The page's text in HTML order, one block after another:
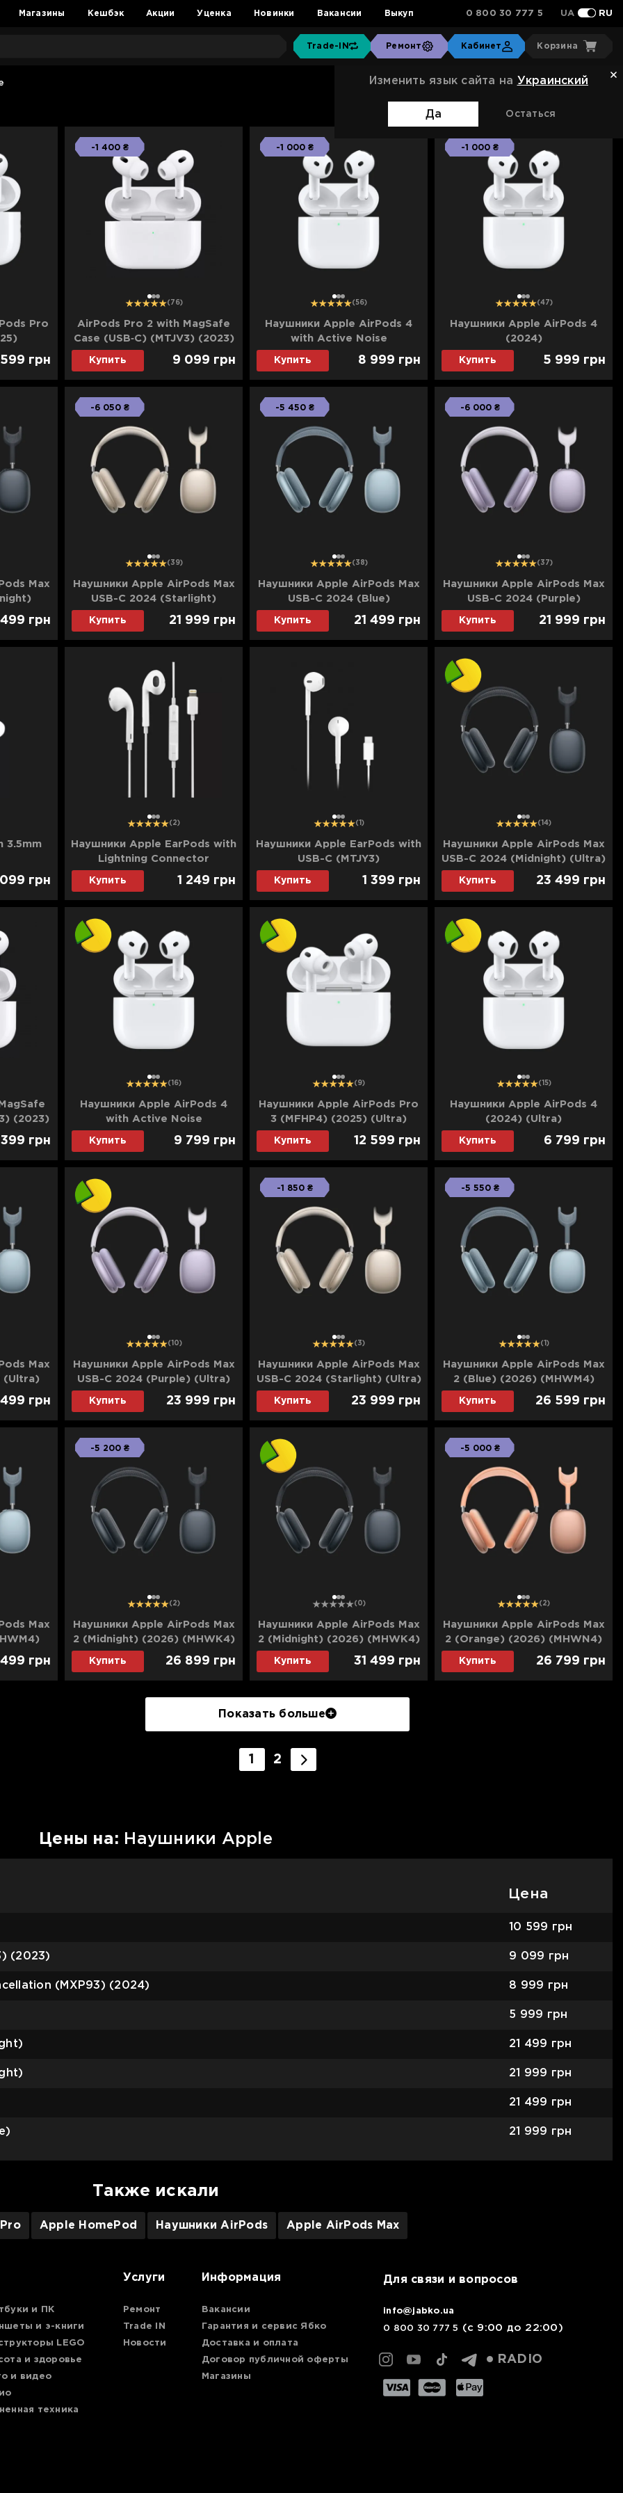
Магазины Кешбэк Акции Уценка Новинки Вакансии Выкуп 0 800 30 777 5 UA RU
Trade-IN Ремонт Кабинет Корзина
Изменить язык сайта на Украинский
Да Остаться
Сортировка: Стандартная
Pro
грн
12 3
-1 400 ₴
(76)
AirPods Pro 2 with MagSafe
Case (USB‑C) (MTJV3) (2023)
Купить 9 099 грн
12 3
-1 000 ₴
(56)
Наушники Apple AirPods 4
with Active Noise
Cancellation (MXP93) (2024)
Купить 8 999 грн
12 3
-1 000 ₴
(47)
Наушники Apple AirPods 4
(2024)
Купить 5 999 грн
Max
499 грн
12 3
-6 050 ₴
(39)
Наушники Apple AirPods Max
USB-C 2024 (Starlight)
Купить 21 999 грн
12 3
-5 450 ₴
(38)
Наушники Apple AirPods Max
USB-C 2024 (Blue)
Купить 21 499 грн
12 3
-6 000 ₴
(37)
Наушники Apple AirPods Max
USB-C 2024 (Purple)
Купить 21 999 грн
3.5mm
099 грн
12 3 (2)
Наушники Apple EarPods with
Lightning Connector
(MWTY3)
Купить 1 249 грн
12 3 (1)
Наушники Apple EarPods with
USB-C (MTJY3)
Купить 1 399 грн
12 3 (14)
Наушники Apple AirPods Max
USB-C 2024 (Midnight) (Ultra)
Купить 23 499 грн
(2023)
грн
12 3 (16)
Наушники Apple AirPods 4
with Active Noise
Cancellation (MXP93) (2024)
Купить 9 799 грн
12 3 (9)
Наушники Apple AirPods Pro
3 (MFHP4) (2025) (Ultra)
Купить 12 599 грн
12 3 (15)
Наушники Apple AirPods 4
(2024) (Ultra)
Купить 6 799 грн
Max
(Ultra)
грн
12 3 (10)
Наушники Apple AirPods Max
USB-C 2024 (Purple) (Ultra)
Купить 23 999 грн
12 3
-1 850 ₴
(3)
Наушники Apple AirPods Max
USB-C 2024 (Starlight) (Ultra)
Купить 23 999 грн
12 3
-5 550 ₴
(1)
Наушники Apple AirPods Max
2 (Blue) (2026) (MHWM4)
Купить 26 599 грн
Max
499 грн
12 3
-5 200 ₴
(2)
Наушники Apple AirPods Max
2 (Midnight) (2026) (MHWK4)
Купить 26 899 грн
12 3 (0)
Наушники Apple AirPods Max
2 (Midnight) (2026) (MHWK4)
(Ultra)
Купить 31 499 грн
12 3
-5 000 ₴
(2)
Наушники Apple AirPods Max
2 (Orange) (2026) (MHWN4)
Купить 26 799 грн
Показать больше
1 2
Цены на: Наушники Apple
Цена
10 599 грн
(2023) 9 099 грн
(MXP93) (2024) 8 999 грн
5 999 грн
21 499 грн
21 999 грн
21 499 грн
21 999 грн
Также искали
Apple HomePod Наушники AirPods Apple AirPods Max
и ПК
и э-книги
LEGO
и здоровье
и видео
техника
Услуги
Ремонт
Trade IN
Новости
Информация
Вакансии
Гарантия и сервис Ябко
Доставка и оплата
Договор публичной оферты
Магазины
Для связи и вопросов
info@jabko.ua
0 800 30 777 5 (с 9:00 до 22:00)
RADIO